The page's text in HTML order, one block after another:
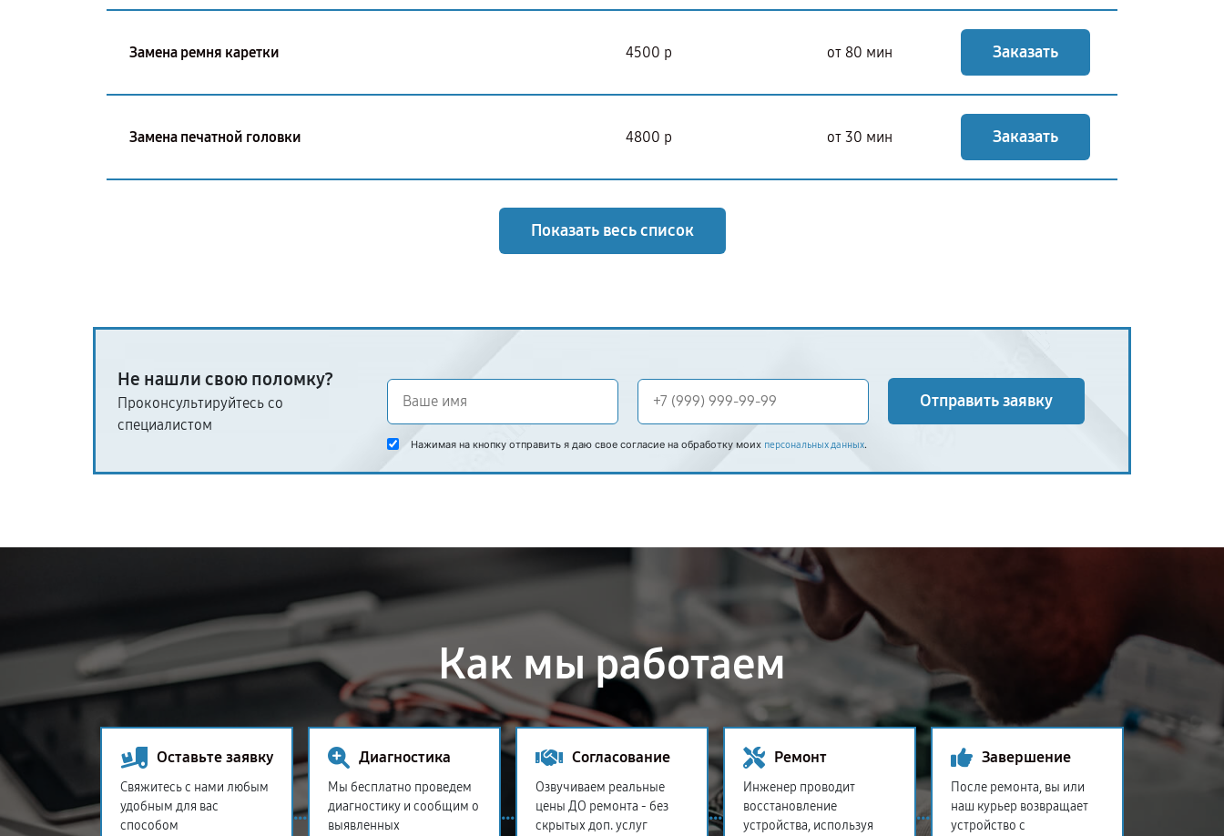
Замена ремня каретки 4500 р от 80 мин Заказать
Замена печатной головки 4800 р от 30 мин Заказать
Показать весь список
Не нашли свою поломку?
Проконсультируйтесь со
специалистом
Отправить заявку
Нажимая на кнопку отправить я даю свое согласие на обработку моих персональных данных.
Как мы работаем
Оставьте заявку
Свяжитесь с нами любым
удобным для вас
способом
Диагностика
Мы бесплатно проведем
диагностику и сообщим о
выявленных
Согласование
Озвучиваем реальные
цены ДО ремонта - без
скрытых доп. услуг
Ремонт
Инженер проводит
восстановление
устройства, используя
Завершение
После ремонта, вы или
наш курьер возвращает
устройство с